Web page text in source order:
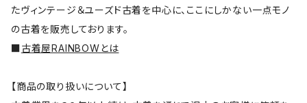
たヴィンテージ＆ユーズド古着を中心に、ここにしかない一点モノ
の古着を販売しております。
■古着屋RAINBOWとは
【商品の取り扱いについて】